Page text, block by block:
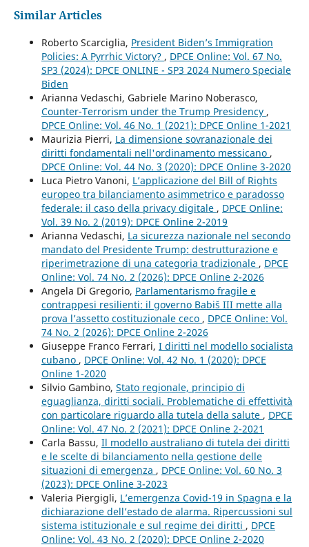
Similar Articles
Roberto Scarciglia, President Biden’s Immigration
Policies: A Pyrrhic Victory? , DPCE Online: Vol. 67 No.
SP3 (2024): DPCE ONLINE - SP3 2024 Numero Speciale
Biden
Arianna Vedaschi, Gabriele Marino Noberasco,
Counter-Terrorism under the Trump Presidency ,
DPCE Online: Vol. 46 No. 1 (2021): DPCE Online 1-2021
Maurizia Pierri, La dimensione sovranazionale dei
diritti fondamentali nell'ordinamento messicano ,
DPCE Online: Vol. 44 No. 3 (2020): DPCE Online 3-2020
Luca Pietro Vanoni, L’applicazione del Bill of Rights
europeo tra bilanciamento asimmetrico e paradosso
federale: il caso della privacy digitale , DPCE Online:
Vol. 39 No. 2 (2019): DPCE Online 2-2019
Arianna Vedaschi, La sicurezza nazionale nel secondo
mandato del Presidente Trump: destrutturazione e
riperimetrazione di una categoria tradizionale , DPCE
Online: Vol. 74 No. 2 (2026): DPCE Online 2-2026
Angela Di Gregorio, Parlamentarismo fragile e
contrappesi resilienti: il governo Babiš III mette alla
prova l’assetto costituzionale ceco , DPCE Online: Vol.
74 No. 2 (2026): DPCE Online 2-2026
Giuseppe Franco Ferrari, I diritti nel modello socialista
cubano , DPCE Online: Vol. 42 No. 1 (2020): DPCE
Online 1-2020
Silvio Gambino, Stato regionale, principio di
eguaglianza, diritti sociali. Problematiche di effettività
con particolare riguardo alla tutela della salute , DPCE
Online: Vol. 47 No. 2 (2021): DPCE Online 2-2021
Carla Bassu, Il modello australiano di tutela dei diritti
e le scelte di bilanciamento nella gestione delle
situazioni di emergenza , DPCE Online: Vol. 60 No. 3
(2023): DPCE Online 3-2023
Valeria Piergigli, L’emergenza Covid-19 in Spagna e la
dichiarazione dell’estado de alarma. Ripercussioni sul
sistema istituzionale e sul regime dei diritti , DPCE
Online: Vol. 43 No. 2 (2020): DPCE Online 2-2020